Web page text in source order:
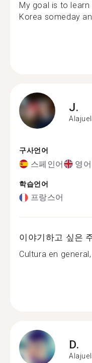
My goal is to
Korea someday
J.
구사언어
스페인어 영어
학습언어
프랑스어
이야기하고 싶은
Cultura en
D.